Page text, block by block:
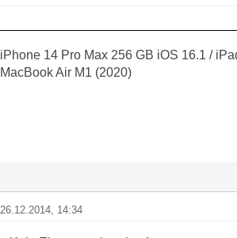
iPhone 14 Pro Max 256 GB iOS 16.1 /
MacBook Air M1 (2020)
26.12.2014, 14:34